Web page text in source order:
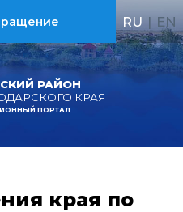
РАЙОН
КРАЯ
ПОРТАЛ
RU | EN
края по